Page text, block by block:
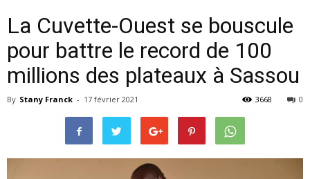
La Cuvette-Ouest se bouscule
pour battre le record de 100
millions des plateaux à Sassou
By Stany Franck - 17 février 2021 0
3668